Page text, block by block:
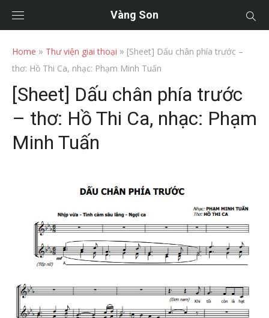
Vàng Son
Home » Thư viện giai thoại » [Sheet] Dấu chân phía trước –
thơ: Hồ Thi Ca, nhạc: Phạm Minh Tuấn
[Sheet] Dấu chân phía trước
– thơ: Hồ Thi Ca, nhạc: Phạm
Minh Tuấn